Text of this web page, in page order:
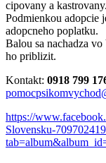
cipovany a kastrovany.
Podmienkou adopcie
adopcneho poplatku.
Balou sa nachadza
ho priblizit.
Kontakt: 0918 799
https://
Slovensku-